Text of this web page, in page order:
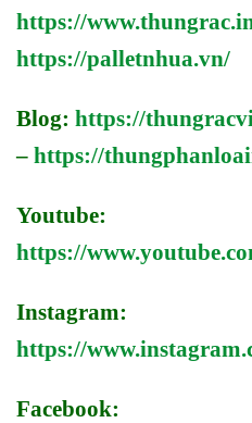
https://
https://palletnhua.vn/
Blog: https://
– https://
Youtube:
https://
Instagram:
https://
Facebook: